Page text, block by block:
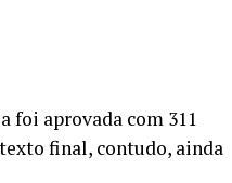
foi aprovada com 311
final, contudo, ainda